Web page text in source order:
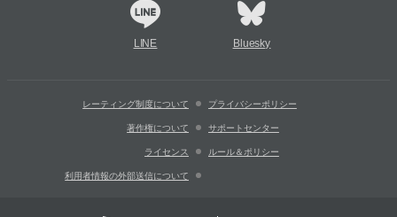
LINE Bluesky
レーティング制度について プライバシーポリシー
著作権について サポートセンター
ライセンス ルール＆ポリシー
利用者情報の外部送信について